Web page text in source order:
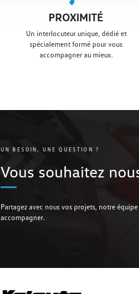
PROXIMITÉ
Un interlocuteur unique, dédié et
spécialement formé pour vous
accompagner au mieux.
UN BESOIN, UNE QUESTION ?
Vous souhaitez
Partagez avec nous vos projets, notre
accompagner.